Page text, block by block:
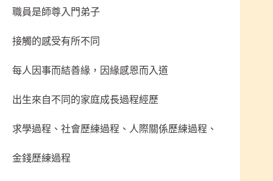
職員是師尊入門弟子
接觸的感受有所不同
每人因事而結善緣，因緣感恩而入道
出生來自不同的家庭成長過程經歷
求學過程、社會歷練過程、人際關係歷練過程、
金錢歷練過程